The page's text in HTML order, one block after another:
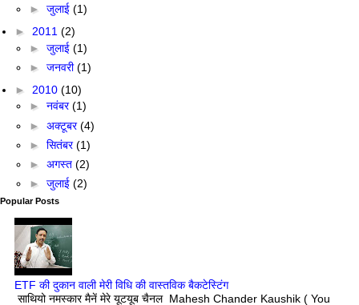
► जुलाई (1)
► 2011 (2)
► जुलाई (1)
► जनवरी(1)
► 2010 (10)
► नवंबर(1)
► अक्टूबर(4)
► सितंबर(1)
► अगस्त (2)
► जुलाई (2)
Popular Posts
ETF की दुकान वाली मेरी विधि की वास्तविक बैकटेस्टिंग
साथियो नमस्कार मैनें मेरे यूटयूब चैनल Mahesh Chander Kaushik ( You